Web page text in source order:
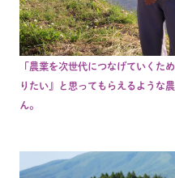
「農業を次世代につなげていくた
りたい』と思ってもらえるような
ん。